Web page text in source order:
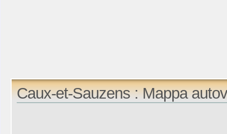
Caux-et-Sauzens : Mappa